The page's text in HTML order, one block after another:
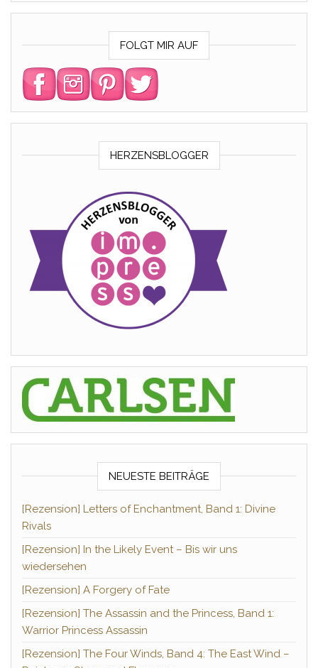
FOLGT MIR AUF
HERZENSBLOGGER
NEUESTE BEITRÄGE
[Rezension] Letters of Enchantment, Band 1: Divine
Rivals
[Rezension] In the Likely Event – Bis wir uns
wiedersehen
[Rezension] A Forgery of Fate
[Rezension] The Assassin and the Princess, Band 1:
Warrior Princess Assassin
[Rezension] The Four Winds, Band 4: The East Wind –